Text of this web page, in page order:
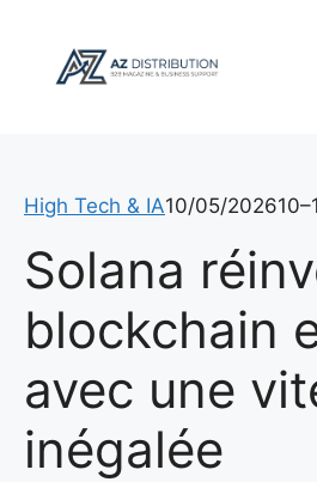
contenu
High Tech & IA10/05/2026
Solana
blockchain
avec une
inégalée